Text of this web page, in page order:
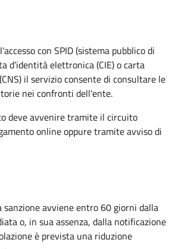
con SPID (sistema pubblico di
d’identità elettronica (CIE) o carta
il servizio consente di consultare le
nei confronti dell'ente.
deve avvenire tramite il circuito
online oppure tramite avviso di
sanzione avviene entro 60 giorni dalla
o, in sua assenza, dalla notificazione
è prevista una riduzione